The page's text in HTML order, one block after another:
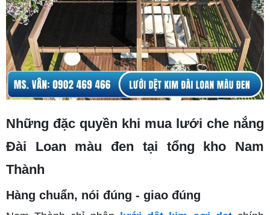
Những đặc quyền khi mua lưới che nắng
Đài Loan màu đen tại tổng kho Nam
Thành
Hàng chuẩn, nói đúng - giao đúng